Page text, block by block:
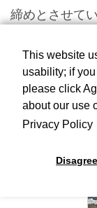
締めとさせて
This website
usability; if
please click
about our use
Privacy Policy
Disagree